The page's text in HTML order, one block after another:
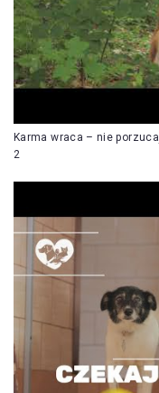
Karma wraca – nie
2